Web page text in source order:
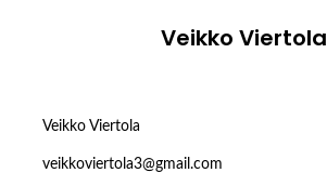
Veikko Viertola
Veikko Viertola
veikkoviertola3@gmail.com